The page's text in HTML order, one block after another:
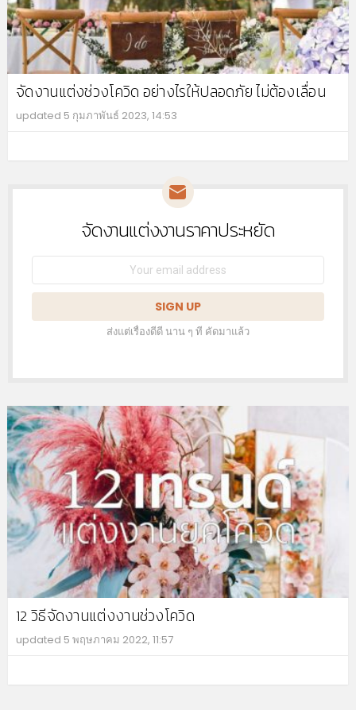
จัดงานแต่งช่วงโควิด อย่างไรให้ปลอดภัย ไม่ต้องเลื่อน
updated 5 กุมภาพันธ์ 2023, 14:53
NEWSLETTERจัดงานแต่งงานราคาประหยัด
Email
ส่งแต่เรื่องดีดี นาน ๆ ที คัดมาแล้ว
12 วิธีจัดงานแต่งงานช่วงโควิด
updated 5 พฤษภาคม 2022, 11:57